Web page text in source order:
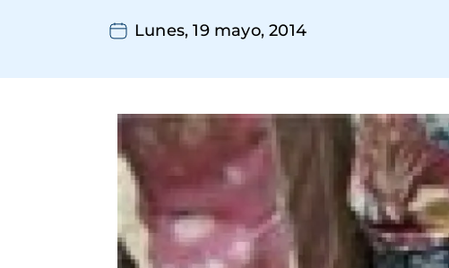
Lunes, 19 mayo, 2014